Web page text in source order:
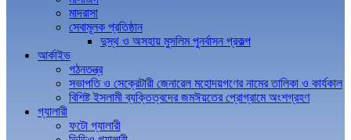
মাদরাসা
সেবামূলক প্রতিষ্ঠান
দুস্থ ও অসহায় মুসলিম পুনর্বাসন প্রকল্প
আর্কাইভ
গঠনতন্ত্র
সভাপতি ও সেক্রেটারী জেনারেল মহোদয়গণের নামের তালিকা ও কার্যকাল
বিশিষ্ট ইসলামী ব্যক্তিত্বদের জমঈয়তের প্রোগ্রামে অংশগ্রহণ
গ্যালারী
ফটো গ্যালারী